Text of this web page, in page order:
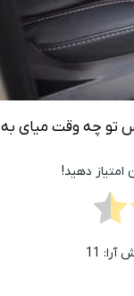
تو چه وقت میای به
دهید!
11